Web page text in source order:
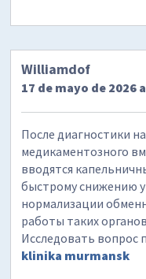
Williamdof
17 de mayo de 2026
После диагностики
медикаментозного
вводятся
быстрому снижению
нормализации
работы таких
Исследовать вопрос
klinika murmansk